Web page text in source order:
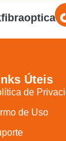
Úteis
de
de Uso